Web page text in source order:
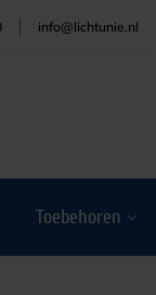
info@lichtunie.nl
Toebehoren